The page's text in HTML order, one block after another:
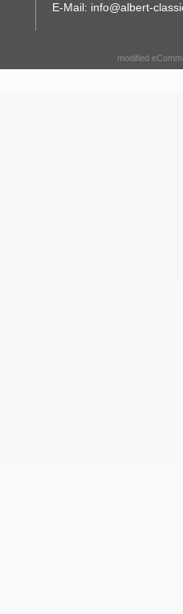
E-Mail: info@albert-
modified